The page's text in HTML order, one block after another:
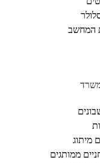
המחשב
מיתוג
ממותגים